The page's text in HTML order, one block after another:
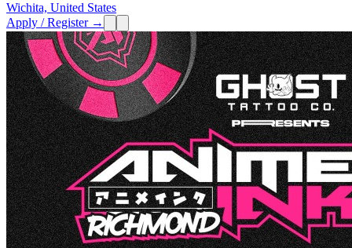
Wichita, United States
Apply / Register →